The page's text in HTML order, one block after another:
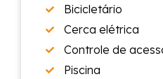
Bicicletário
Cerca elétrica
Controle de
Piscina